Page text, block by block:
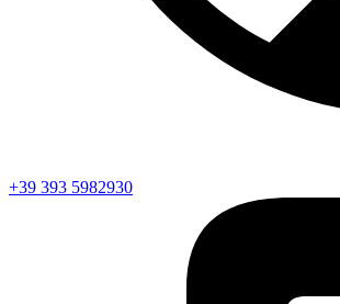
+39 393 5982930